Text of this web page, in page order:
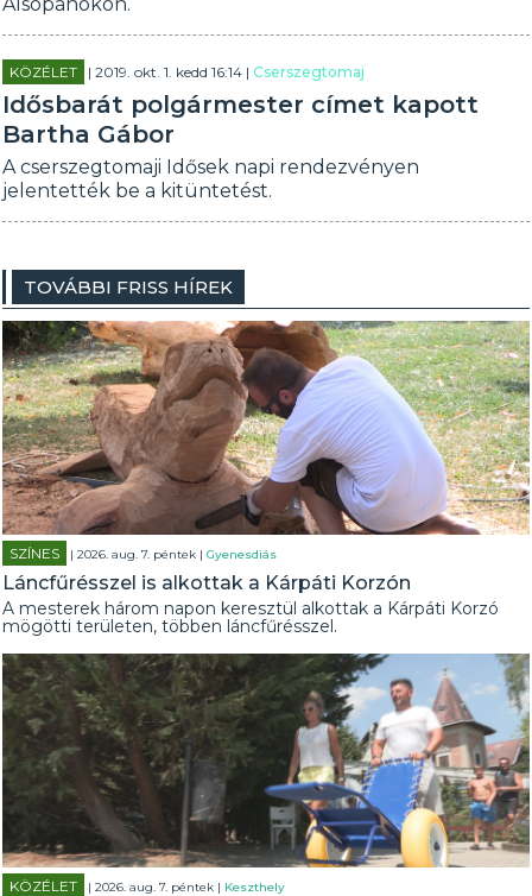
KÖZÉLET | 2019. okt. 1. kedd 16:14 |Cserszegtomaj
Idősbarát polgármester címet kapott
Bartha Gábor
A cserszegtomaji Idősek napi rendezvényen
jelentették be a kitüntetést.
TOVÁBBI FRISS HÍREK
SZÍNES | 2026. aug. 7. péntek |Gyenesdiás
Láncfűrésszel is alkottak a Kárpáti Korzón
A mesterek három napon keresztül alkottak a Kárpáti Korzó
mögötti területen, többen láncfűrésszel.
KÖZÉLET | 2026. aug. 7. péntek | Keszthely